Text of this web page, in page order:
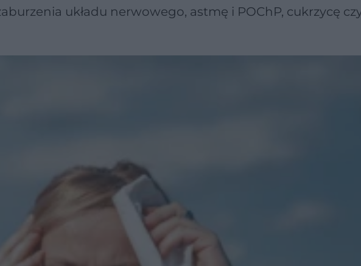
układu nerwowego, astmę i POChP, cukrzycę